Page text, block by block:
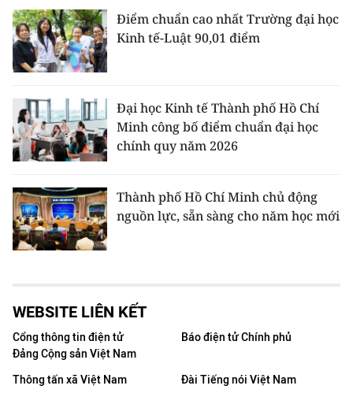
Điểm chuẩn cao nhất Trường đại học
Kinh tế-Luật 90,01 điểm
Đại học Kinh tế Thành phố Hồ Chí
Minh công bố điểm chuẩn đại học
chính quy năm 2026
Thành phố Hồ Chí Minh chủ động
nguồn lực, sẵn sàng cho năm học mới
WEBSITE LIÊN KẾT
Cổng thông tin điện tử
Đảng Cộng sản Việt Nam
Báo điện tử Chính phủ
Thông tấn xã Việt Nam
Đài Tiếng nói Việt Nam